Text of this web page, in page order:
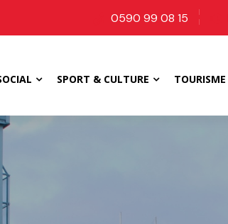
0590 99 08 15
SPORT & CULTURE TOURISME